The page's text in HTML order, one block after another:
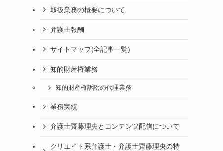
取扱業務の概要について
弁護士報酬
サイトマップ(全記事一覧)
知的財産権業務
知的財産権訴訟の代理業務
業務実績
弁護士齋藤理央とコンテンツ配信について
クリエイト系弁護士・弁護士齋藤理央の特